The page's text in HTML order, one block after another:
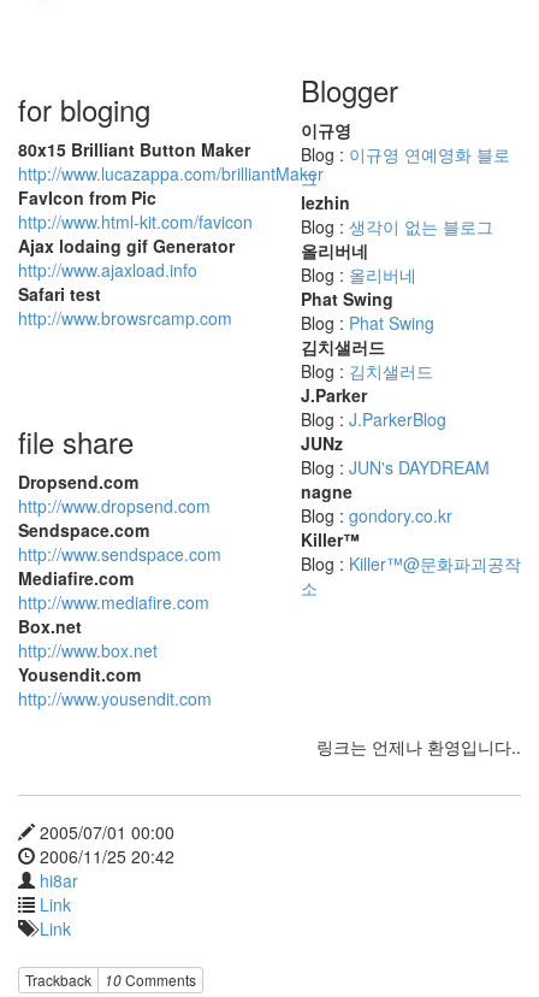
for bloging
80x15 Brilliant Button Maker
http://www.lucazappa.com/brilliantMaker
FavIcon from Pic
http://www.html-kit.com/favicon
Ajax lodaing gif Generator
http://www.ajaxload.info
Safari test
http://www.browsrcamp.com
file share
Dropsend.com
http://www.dropsend.com
Sendspace.com
http://www.sendspace.com
Mediafire.com
http://www.mediafire.com
Box.net
http://www.box.net
Yousendit.com
http://www.yousendit.com
Blogger
이규영
Blog : 이규영 연예영화 블로
그
lezhin
Blog : 생각이 없는 블로그
올리버네
Blog : 올리버네
Phat Swing
Blog : Phat Swing
김치샐러드
Blog : 김치샐러드
J.Parker
Blog : J.ParkerBlog
JUNz
Blog : JUN's DAYDREAM
nagne
Blog : gondory.co.kr
Killer™
Blog : Killer™@문화파괴공작
소
링크는 언제나 환영입니다..
2005/07/01 00:00
2006/11/25 20:42
hi8ar
Link
Link
Trackback 10Comments